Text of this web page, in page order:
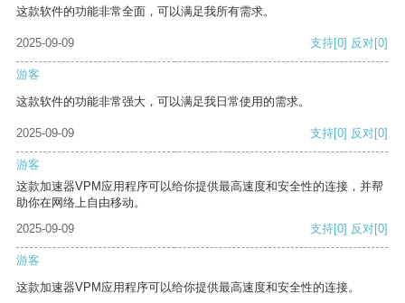
这款软件的功能非常全面，可以满足我所有需求。
2025-09-09 支持[0] 反对[0]
游客
这款软件的功能非常强大，可以满足我日常使用的需求。
2025-09-09 支持[0] 反对[0]
游客
这款加速器VPM应用程序可以给你提供最高速度和安全性的连接，并帮
助你在网络上自由移动。
2025-09-09
支持[0] 反对[0]
游客
这款加速器VPM应用程序可以给你提供最高速度和安全性的连接。